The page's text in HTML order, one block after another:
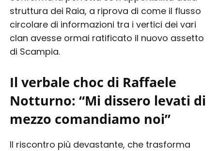
struttura dei Raia, a riprova di come il flusso
circolare di informazioni tra i vertici dei vari
clan avesse ormai ratificato il nuovo assetto
di Scampia.
Il verbale choc di Raffaele
Notturno: “Mi dissero levati di
mezzo comandiamo noi”
Il riscontro più devastante, che trasforma